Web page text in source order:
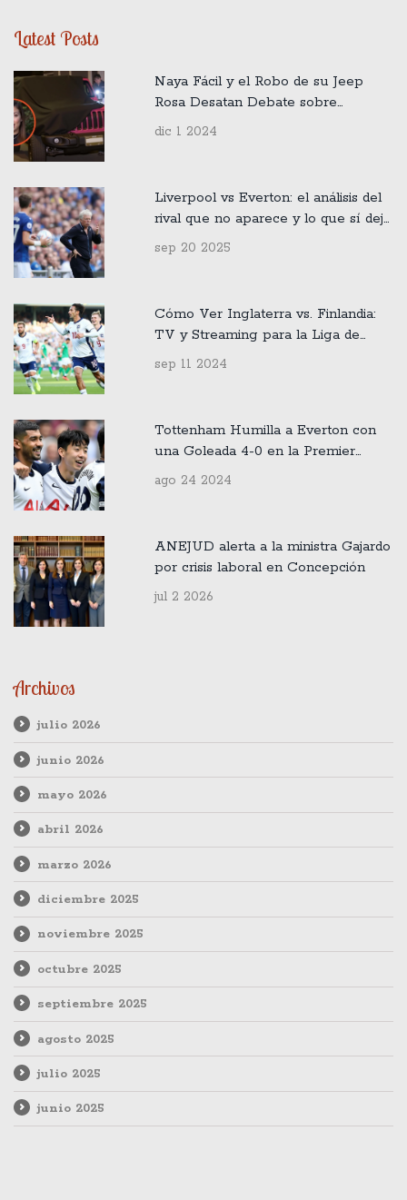
Latest Posts
Naya Fácil y el Robo de su Jeep
Rosa Desatan Debate sobre
Privacidad y Seguridad en Redes
dic 1 2024
Liverpool vs Everton: el análisis del
rival que no aparece y lo que sí dejó
el derbi
sep 20 2025
Cómo Ver Inglaterra vs. Finlandia:
TV y Streaming para la Liga de
Naciones de la UEFA
sep 11 2024
Tottenham Humilla a Everton con
una Goleada 4-0 en la Premier
League
ago 24 2024
ANEJUD alerta a la ministra Gajardo
por crisis laboral en Concepción
jul 2 2026
Archivos
julio 2026
junio 2026
mayo 2026
abril 2026
marzo 2026
diciembre 2025
noviembre 2025
octubre 2025
septiembre 2025
agosto 2025
julio 2025
junio 2025